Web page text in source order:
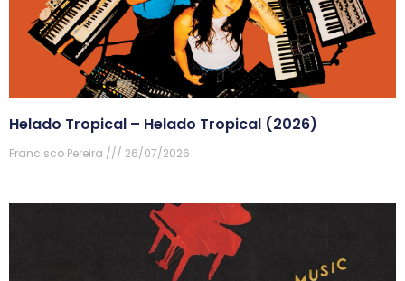
Helado Tropical – Helado Tropical (2026)
Francisco Pereira 26/07/2026